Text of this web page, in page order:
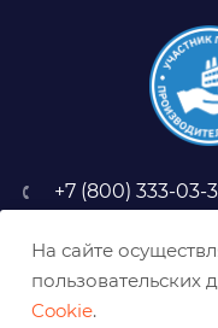
+7 (800) 333-03-
308009, Россия,
На сайте
пользовательских
Cookie.